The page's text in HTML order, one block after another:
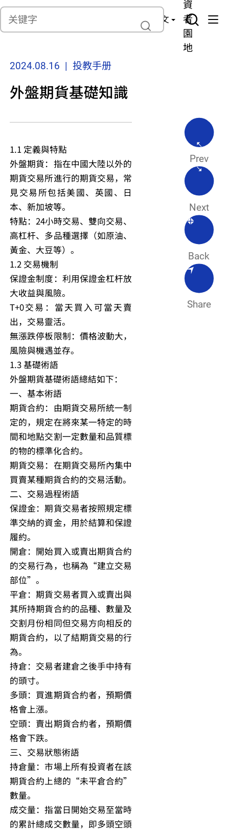
聯繫我們 中文
貨
產
理
險
資
者
園
地
2024.08.16 | 投教手册
外盤期貨基礎知識
1.1 定義與特點
外盤期貨：指在中國大陸以外的
期貨交易所進行的期貨交易，常
見交易所包括美國、英國、日
本、新加坡等。
特點：24小時交易、雙向交易、
高杠杆、多品種選擇（如原油、
黃金、大豆等）。
1.2 交易機制
保證金制度：利用保證金杠杆放
大收益與風險。
T+0交易：當天買入可當天賣
出，交易靈活。
無漲跌停板限制：價格波動大，
風險與機遇並存。
1.3 基礎術語
外盤期貨基礎術語總結如下：
一、基本術語
期貨合約：由期貨交易所統一制
定的，規定在將來某一特定的時
間和地點交割一定數量和品質標
的物的標準化合約。
期貨交易：在期貨交易所內集中
買賣某種期貨合約的交易活動。
二、交易過程術語
保證金：期貨交易者按照規定標
準交納的資金，用於結算和保證
履約。
開倉：開始買入或賣出期貨合約
的交易行為，也稱為“建立交易
部位”。
平倉：期貨交易者買入或賣出與
其所持期貨合約的品種、數量及
交割月份相同但交易方向相反的
期貨合約，以了結期貨交易的行
為。
持倉：交易者建倉之後手中持有
的頭寸。
多頭：買進期貨合約者，預期價
格會上漲。
空頭：賣出期貨合約者，預期價
格會下跌。
三、交易狀態術語
持倉量：市場上所有投資者在該
期貨合約上總的“未平倉合約”
數量。
成交量：指當日開始交易至當時
的累計總成交數量，即多頭空頭
Prev
Next
Back
Share